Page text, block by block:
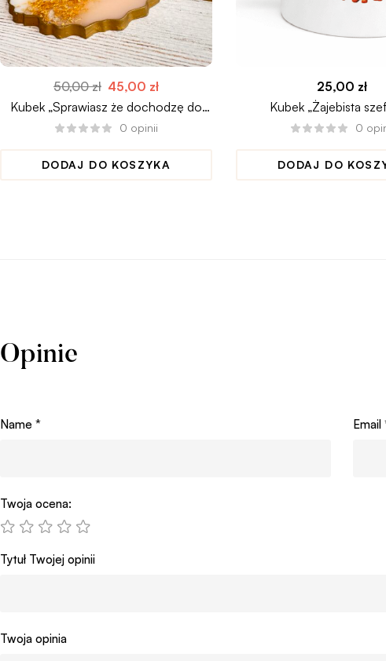
50,00zł 45,00 zł
Kubek „Sprawiasz że dochodzę do
wniosku..”
0 opinii
DODAJ DO KOSZYKA
25,00 zł
Kubek „Żajebista
0
DODAJ DO
Opinie
Name * Email
Twoja ocena:
Tytuł Twojej opinii
Twoja opinia